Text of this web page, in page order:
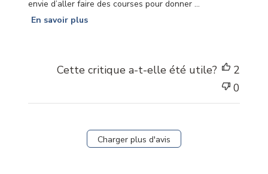
envie d’aller faire des courses pour donner ...
En savoir plus
Cette critique a-t-elle été utile?
2
0
Charger plus d'avis